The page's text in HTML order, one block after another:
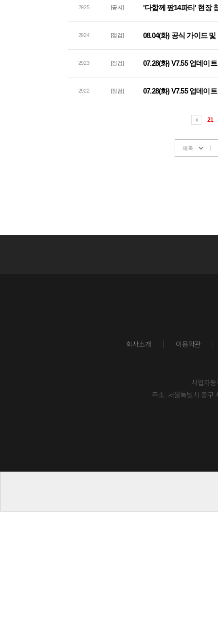
2925 [공지] '다함께 팦14파티' 현장
2924 [점검] 08.04(화) 공식 가이드
2923 [점검] 07.28(화) V7.55 업데이
2922 [점검] 07.28(화) V7.55 업데이
21
회사소개 이용약관
사업자
주소: 서울특별시 중구